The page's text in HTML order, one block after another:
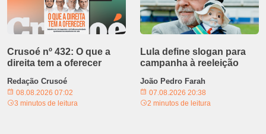
Crusoé nº 432: O que a
direita tem a oferecer
Redação Crusoé
08.08.2026 07:02
3 minutos de leitura
Lula define slogan para
campanha à reeleição
João Pedro Farah
07.08.2026 20:38
2 minutos de leitura